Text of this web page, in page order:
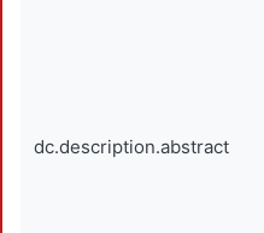
dc.description.abstract